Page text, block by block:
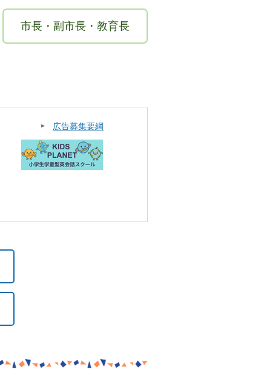
市長・副市長・教育長
広告募集要綱